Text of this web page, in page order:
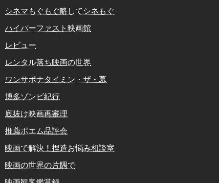
シネマもぐもぐ略してシネもぐ
ハイパーファスト映画館
レビュー
レンタル落ち映画の世界
ワンサポナタイミン・ザ・幕
博多ゾンビ紀行
底抜け映画再審理
推薦ポエム品評会
映画で解決！捏造お悩み相談室
映画の世界の片隅で